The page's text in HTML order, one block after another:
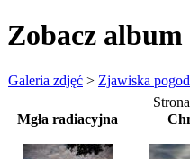
Zobacz album
Galeria zdjęć > Zjawiska
Mgła radiacyjna